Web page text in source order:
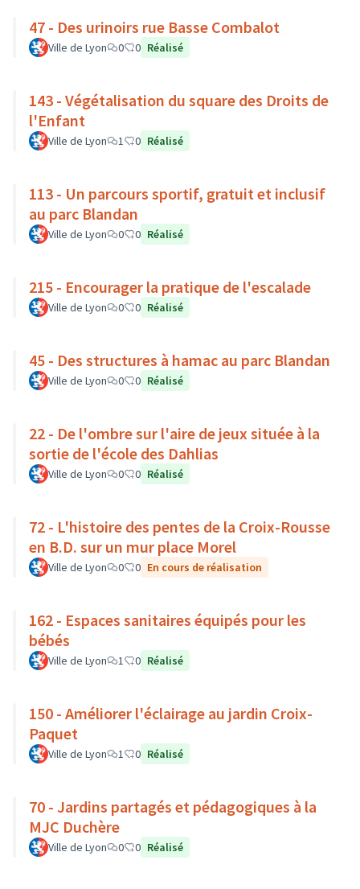
47 - Des urinoirs rue Basse Combalot
Ville de Lyon 0 0 Réalisé
143 - Végétalisation du square des Droits de
l'Enfant
Ville de Lyon 1 0 Réalisé
113 - Un parcours sportif, gratuit et inclusif
au parc Blandan
Ville de Lyon 0 0 Réalisé
215 - Encourager la pratique de l'escalade
Ville de Lyon 0 0 Réalisé
45 - Des structures à hamac au parc Blandan
Ville de Lyon 0 0 Réalisé
22 - De l'ombre sur l'aire de jeux située à la
sortie de l'école des Dahlias
Ville de Lyon 0 0 Réalisé
72 - L'histoire des pentes de la Croix-Rousse
en B.D. sur un mur place Morel
Ville de Lyon 0 0 En cours de réalisation
162 - Espaces sanitaires équipés pour les
bébés
Ville de Lyon 1 0 Réalisé
150 - Améliorer l'éclairage au jardin Croix-
Paquet
Ville de Lyon 1 0 Réalisé
70 - Jardins partagés et pédagogiques à la
MJC Duchère
Ville de Lyon 0 0 Réalisé